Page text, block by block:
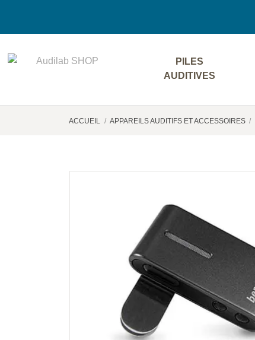
PILES
AUDITIVES
ACCUEIL APPAREILS AUDITIFS ET ACCESSOIRES